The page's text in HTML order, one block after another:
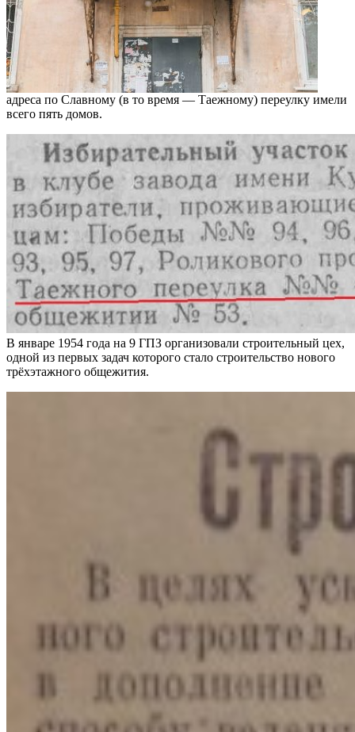
адреса по Славному (в то время — Таежному) переулку имели
всего пять домов.
В январе 1954 года на 9 ГПЗ организовали строительный цех,
одной из первых задач которого стало строительство нового
трёхэтажного общежития.